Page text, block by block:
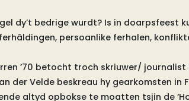
dy’t bedrige wurdt? Is in doarpsfeest
persoanlike ferhalen,
’70 betocht troch skriuwer/ journalist
der Velde beskreau hy gearkomsten in
altyd opbokse te moatten tsjin de